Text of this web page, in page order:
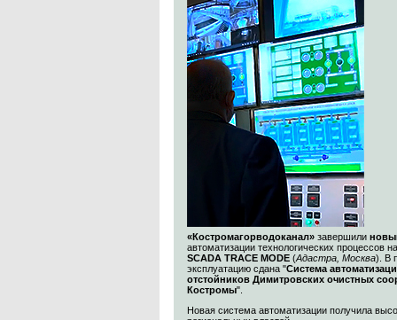
«Костромагорводоканал» завершили
автоматизации технологических процессов
SCADA TRACE MODE (Адастра, Москва). В
эксплуатацию сдана "Система
отстойников Димитровских очистных
Костромы".
Новая система автоматизации получила